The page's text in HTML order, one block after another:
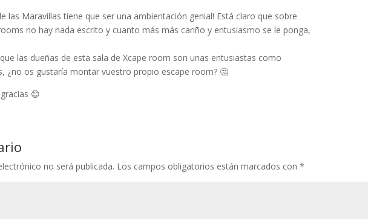
las Maravillas tiene que ser una ambientación genial! Está claro que sobre
no hay nada escrito y cuanto más más cariño y entusiasmo se le ponga,
las dueñas de esta sala de Xcape room son unas entusiastas como
¿no os gustaría montar vuestro propio escape room? 🤔
😊
no será publicada. Los campos obligatorios están marcados con*